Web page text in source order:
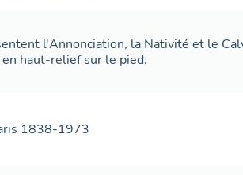
l'Annonciation, la Nativité et le
haut-relief sur le pied.
1838-1973